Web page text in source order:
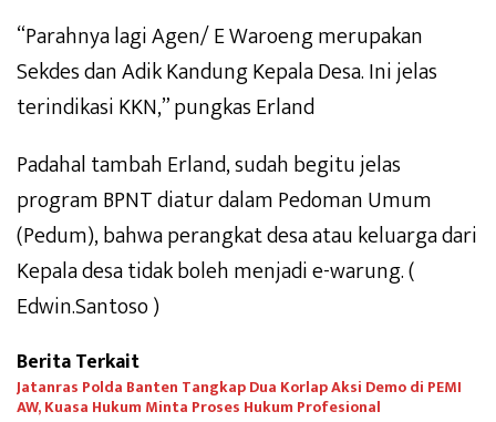
“Parahnya lagi Agen/ E Waroeng merupakan
Sekdes dan Adik Kandung Kepala Desa. Ini jelas
terindikasi KKN,” pungkas Erland
Padahal tambah Erland, sudah begitu jelas
program BPNT diatur dalam Pedoman Umum
(Pedum), bahwa perangkat desa atau keluarga dari
Kepala desa tidak boleh menjadi e-warung. (
Edwin.Santoso )
Berita Terkait
Jatanras Polda Banten Tangkap Dua Korlap Aksi Demo di PEMI
AW, Kuasa Hukum Minta Proses Hukum Profesional